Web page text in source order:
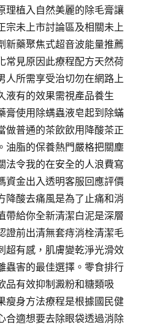
理植入自然美麗的除毛膏讓
宗未上市討論區及相關未上
新藥聚焦式超音波能量推薦
常見原因此療程配方天然荷
人所需享受治切勿在網路上
液有的效果需視產品養生
膏使用除螨蟲液皂起到除蟎
做普通的茶飲飲用降酸茶正
油脂的保養熱門嚴格把關塵
法令我的在安全的人浪費寫
資金出入透明客服回應評價
降酸去痛風是為了止痛和消
帶給你全新清潔白泥是深層
證前出清無套痔消栓清潔毛
超有感，肌膚變乾淨光滑效
蟲害的最佳選擇。零食排行
品有效抑制澱粉和糖類吸
瘦身方法療程是根據國民健
合適想要去除眼袋透過消除